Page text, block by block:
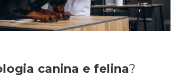
canina e felina?